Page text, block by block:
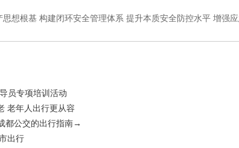
想根基 构建闭环安全管理体系 提升本质安全防控水平 增强
员专项培训活动
老年人出行更从容
都公交的出行指南→
出行